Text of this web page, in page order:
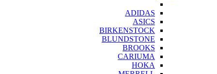
ADIDAS
ASICS
BIRKENSTOCK
BLUNDSTONE
BROOKS
CARIUMA
HOKA